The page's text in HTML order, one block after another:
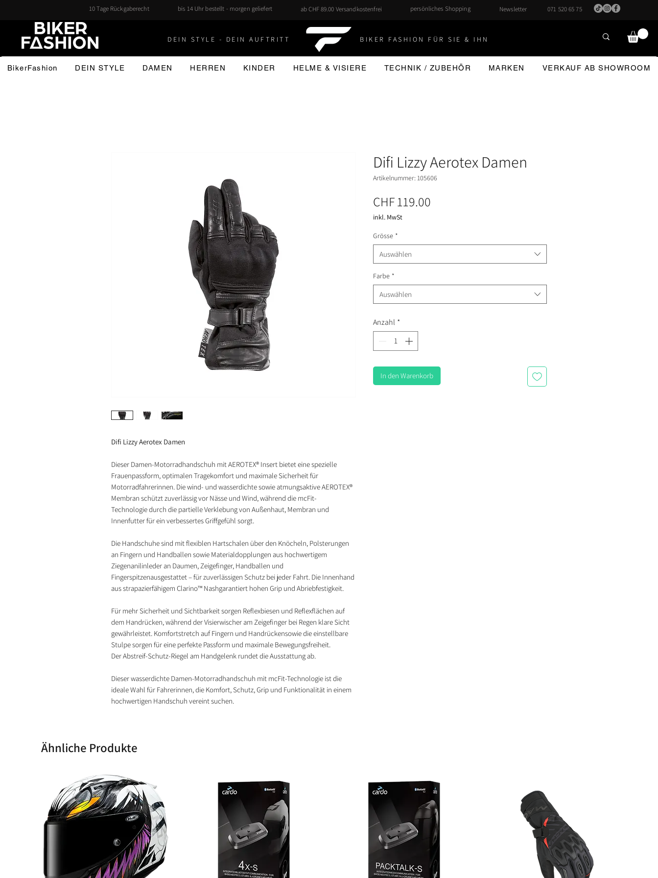
10 Tage Rückgaberecht bis 14 Uhr bestellt - morgen geliefert ab CHF 89.00 Versandkostenfrei persönliches Shopping Newsletter 071 520 65 75
DEIN STYLE - DEIN AUFTRITT BIKER FASHION FÜR SIE & IHN
BikerFashion DEIN STYLE DAMEN HERREN KINDER HELME & VISIERE TECHNIK / ZUBEHÖR MARKEN VERKAUF AB SHOWROOM
Difi Lizzy Aerotex Damen
Dieser Damen-Motorradhandschuh mit AEROTEX® Insert bietet eine spezielle
Frauenpassform, optimalen Tragekomfort und maximale Sicherheit für
Motorradfahrerinnen. Die wind- und wasserdichte sowie atmungsaktive AEROTEX®
Membran schützt zuverlässig vor Nässe und Wind, während die mcFit-
Technologie durch die partielle Verklebung von Außenhaut, Membran und
Innenfutter für ein verbessertes Griffgefühl sorgt.
Die Handschuhe sind mit flexiblen Hartschalen über den Knöcheln, Polsterungen
an Fingern und Handballen sowie Materialdopplungen aus hochwertigem
Ziegenanilinleder an Daumen, Zeigefinger, Handballen und
Fingerspitzenausgestattet – für zuverlässigen Schutz bei jeder Fahrt. Die Innenhand
aus strapazierfähigem Clarino™ Nashgarantiert hohen Grip und Abriebfestigkeit.
Für mehr Sicherheit und Sichtbarkeit sorgen Reflexbiesen und Reflexflächen auf
dem Handrücken, während der Visierwischer am Zeigefinger bei Regen klare Sicht
gewährleistet. Komfortstretch auf Fingern und Handrückensowie die einstellbare
Stulpe sorgen für eine perfekte Passform und maximale Bewegungsfreiheit.
Der Abstreif-Schutz-Riegel am Handgelenk rundet die Ausstattung ab.
Dieser wasserdichte Damen-Motorradhandschuh mit mcFit-Technologie ist die
ideale Wahl für Fahrerinnen, die Komfort, Schutz, Grip und Funktionalität in einem
hochwertigen Handschuh vereint suchen.
Difi Lizzy Aerotex Damen
Artikelnummer: 105606
CHF 119.00
inkl. MwSt
Grösse *
Auswählen
Farbe *
Auswählen
Anzahl *
In den Warenkorb
Ähnliche Produkte